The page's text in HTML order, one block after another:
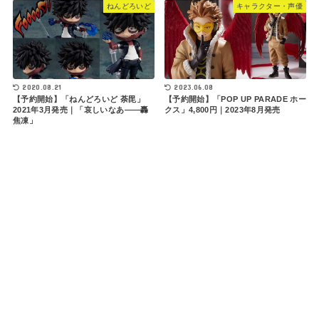
ねんどろいど
2020.08.21
【予約開始】「ねんどろいど 荼毘」
2021年3月発売｜「哀しいなあ――轟
焦凍」
キャラクター・声優
2023.06.08
【予約開始】「POP UP PARADE ホー
クス」4,800円｜2023年8月発売